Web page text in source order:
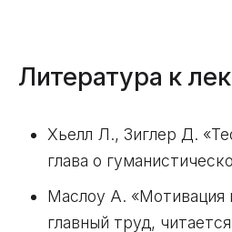
Литература к
Хьелл Л., Зиглер Д.
глава о
Маслоу А. «Мотивация
главный труд,